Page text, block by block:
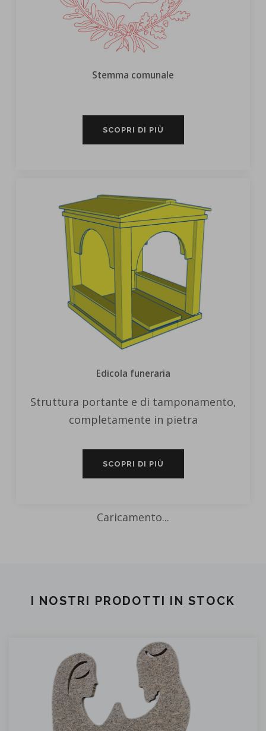
Stemma comunale
SCOPRI DI PIÙ
Edicola funeraria
Struttura portante e di tamponamento,
completamente in pietra
SCOPRI DI PIÙ
Caricamento...
I NOSTRI PRODOTTI IN STOCK